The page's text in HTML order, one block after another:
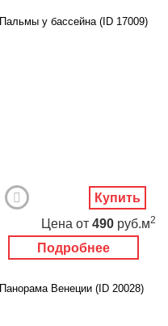
Пальмы у бассейна (ID 17009)
Подробнее
Цена от 490 руб.м2
Купить
Панорама Венеции (ID 20028)